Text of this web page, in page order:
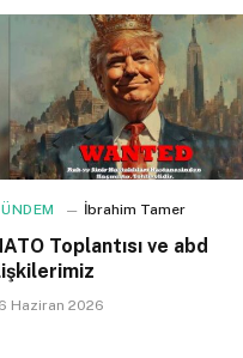
İbrahim Tamer
Toplantısı ve abd
Haziran 2026